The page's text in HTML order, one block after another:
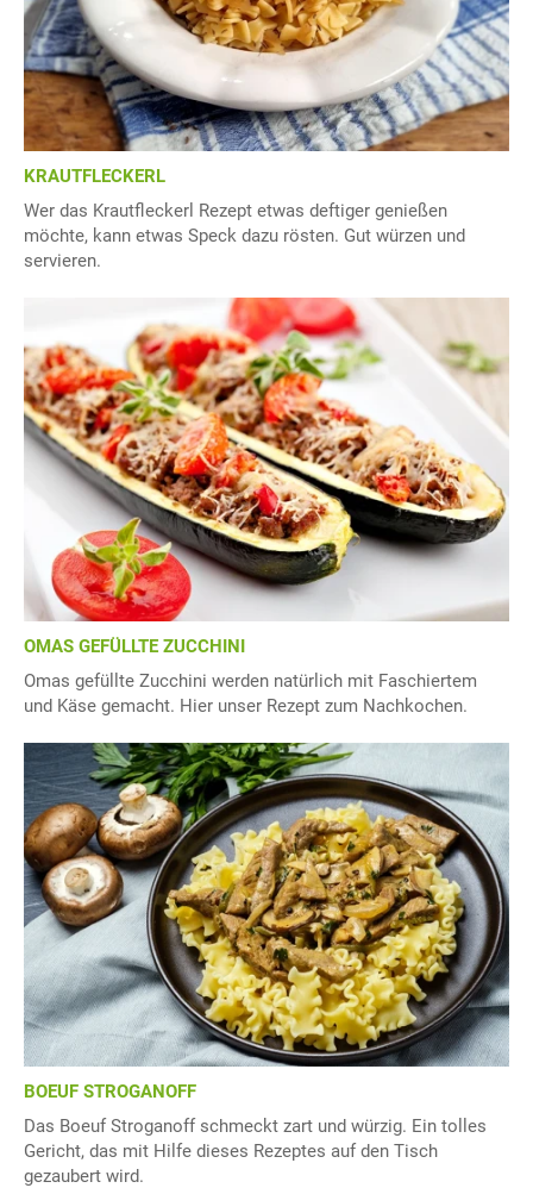
KRAUTFLECKERL
Wer das Krautfleckerl Rezept etwas deftiger genießen
möchte, kann etwas Speck dazu rösten. Gut würzen und
servieren.
OMAS GEFÜLLTE ZUCCHINI
Omas gefüllte Zucchini werden natürlich mit Faschiertem
und Käse gemacht. Hier unser Rezept zum Nachkochen.
BOEUF STROGANOFF
Das Boeuf Stroganoff schmeckt zart und würzig. Ein tolles
Gericht, das mit Hilfe dieses Rezeptes auf den Tisch
gezaubert wird.